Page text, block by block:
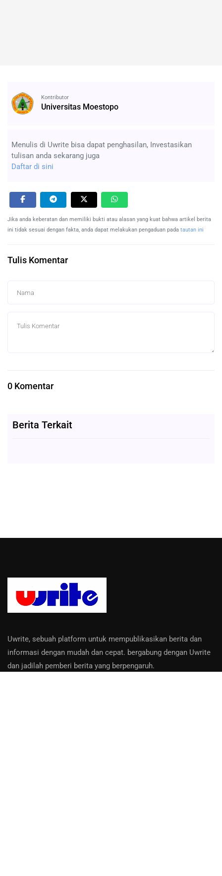
Kontributor
Universitas Moestopo
Menulis di Uwrite bisa dapat penghasilan, Investasikan
tulisan anda sekarang juga
Daftar di sini
Jika anda keberatan dan memiliki bukti atau alasan yang kuat bahwa artikel berita
ini tidak sesuai dengan fakta, anda dapat melakukan pengaduan pada tautan ini
Tulis Komentar
0 Komentar
Berita Terkait
Uwrite, sebuah platform untuk mempublikasikan berita dan
informasi dengan mudah dan cepat. bergabung dengan Uwrite
dan jadilah pemberi berita yang berpengaruh.